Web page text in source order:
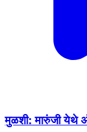
मुळशी: मारुंजी येथे